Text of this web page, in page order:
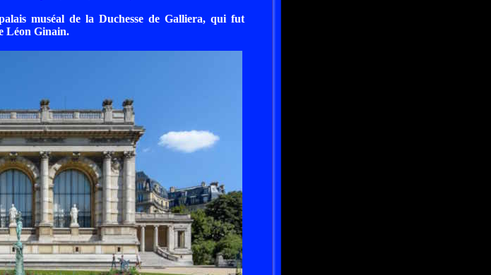
muséal de la Duchesse de Galliera, qui fut
Léon Ginain.